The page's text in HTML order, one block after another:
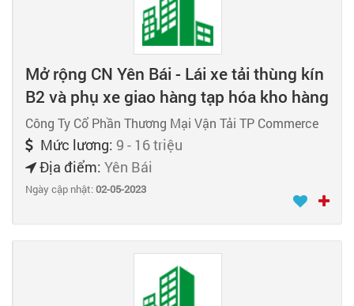
Mở rộng CN Yên Bái - Lái xe tải thùng kín
B2 và phụ xe giao hàng tạp hóa kho hàng
Công Ty Cổ Phần Thương Mại Vận Tải TP Commerce
Mức lương: 9 - 16 triệu
Địa điểm: Yên Bái
Ngày cập nhật:02-05-2023